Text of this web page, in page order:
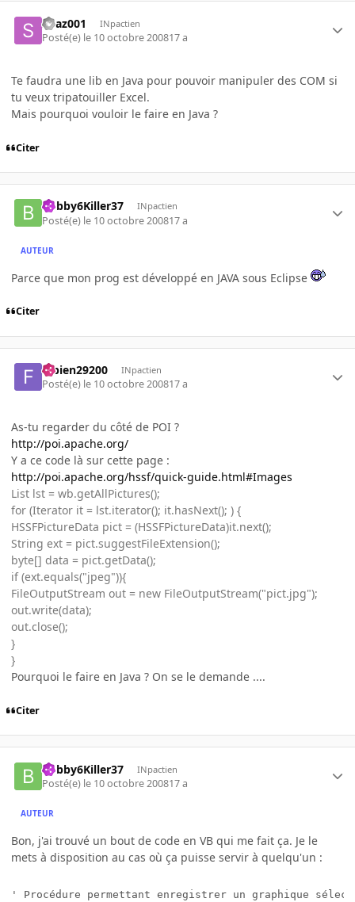
Spaz001 INpactien
Posté(e) le 10 octobre 200817 a
Te faudra une lib en Java pour pouvoir manipuler des COM si
tu veux tripatouiller Excel.
Mais pourquoi vouloir le faire en Java ?
Citer
Bobby6Killer37 INpactien
Posté(e) le 10 octobre 200817 a
AUTEUR
Parce que mon prog est développé en JAVA sous Eclipse
Citer
fabien29200 INpactien
Posté(e) le 10 octobre 200817 a
As-tu regarder du côté de POI ?
http://poi.apache.org/
Y a ce code là sur cette page :
http://poi.apache.org/hssf/quick-guide.html#Images
List lst = wb.getAllPictures();
for (Iterator it = lst.iterator(); it.hasNext(); ) {
HSSFPictureData pict = (HSSFPictureData)it.next();
String ext = pict.suggestFileExtension();
byte[] data = pict.getData();
if (ext.equals("jpeg")){
FileOutputStream out = new FileOutputStream("pict.jpg");
out.write(data);
out.close();
}
}
Pourquoi le faire en Java ? On se le demande ....
Citer
Bobby6Killer37 INpactien
Posté(e) le 10 octobre 200817 a
AUTEUR
Bon, j'ai trouvé un bout de code en VB qui me fait ça. Je le
mets à disposition au cas où ça puisse servir à quelqu'un :
' Procédure permettant enregistrer un graphique